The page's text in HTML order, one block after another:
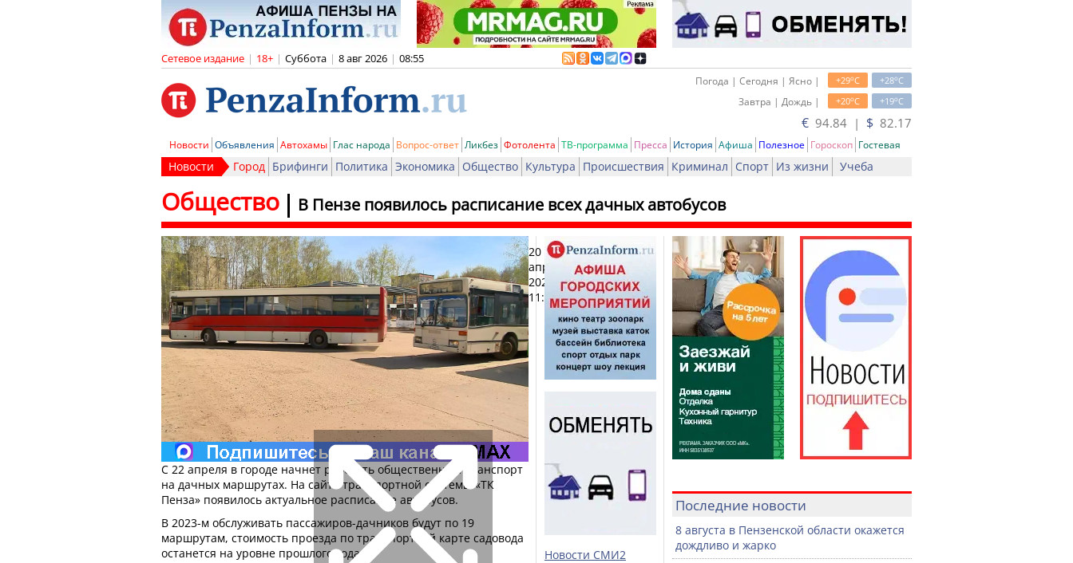
Сетевое издание | 18+ | Суббота | 8 авг 2026 | 08:55
+28oC
+29oC
Погода | Сегодня | Ясно |
+19oC
+20oC
Завтра | Дождь |
€ 94.84 | $ 82.17
Новости Объявления Автохамы Глас народа Вопрос-ответ Ликбез Фотолента ТВ-программа Пресса История Афиша Полезное Гороскоп Гостевая
Новости Город Брифинги Политика Экономика Общество Культура Происшествия Криминал Спорт Из жизни Учеба
В Пензе появилось расписание всех дачных автобусов
Общество
20
апреля
2023,
11:10
Печать
С 22 апреля в городе начнет работать общественный транспорт
на дачных маршрутах. На сайте транспортной системы «ТК
Пенза» появилось актуальное расписание автобусов.
В 2023-м обслуживать пассажиров-дачников будут по 19
маршрутам, стоимость проезда по транспортной карте садовода
останется на уровне прошлого года.
Новости СМИ2
Последние новости
8 августа в Пензенской области окажется
дождливо и жарко